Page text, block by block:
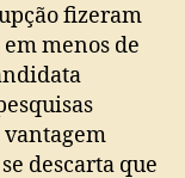
fizeram
menos de
descarta que